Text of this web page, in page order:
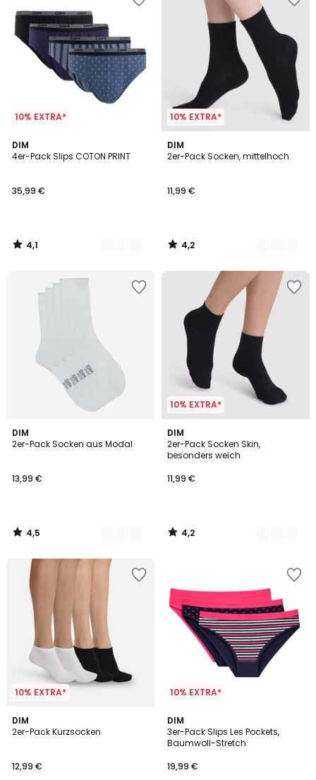
10% EXTRA*
DIM
4er-Pack Slips COTON PRINT
35,99 €
4,1
/ 5
2
Farben
4,1
/
10% EXTRA*
DIM
2er-Pack Socken, mittelhoch
11,99 €
4,2
/ 5
2
Farben
4,2
/
DIM
2er-Pack Socken aus Modal
13,99 €
4,5
/ 5
4
Farben
4,5
/
10% EXTRA*
DIM
2er-Pack Socken Skin,
besonders weich
11,99 €
4,2
/ 5
2
Farben
4,2
/
10% EXTRA*
DIM
2er-Pack Kurzsocken
12,99 €
4,1
/ 5
10% EXTRA*
DIM
3er-Pack Slips Les Pockets,
Baumwoll-Stretch
19,99 €
4,3
/ 5
4
Farben